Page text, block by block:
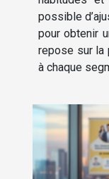
possible
pour obtenir
repose sur la
à chaque